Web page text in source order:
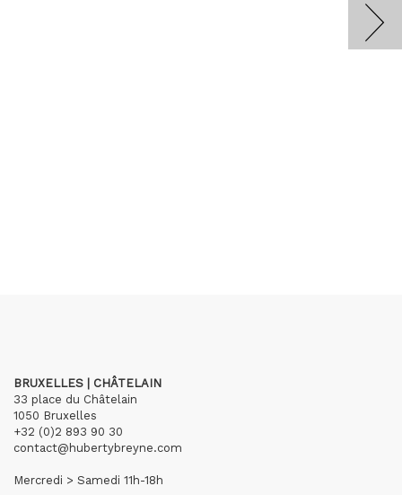
BRUXELLES | CHÂTELAIN
33 place du Châtelain
1050 Bruxelles
+32 (0)2 893 90 30
contact@hubertybreyne.com
Mercredi > Samedi 11h-18h